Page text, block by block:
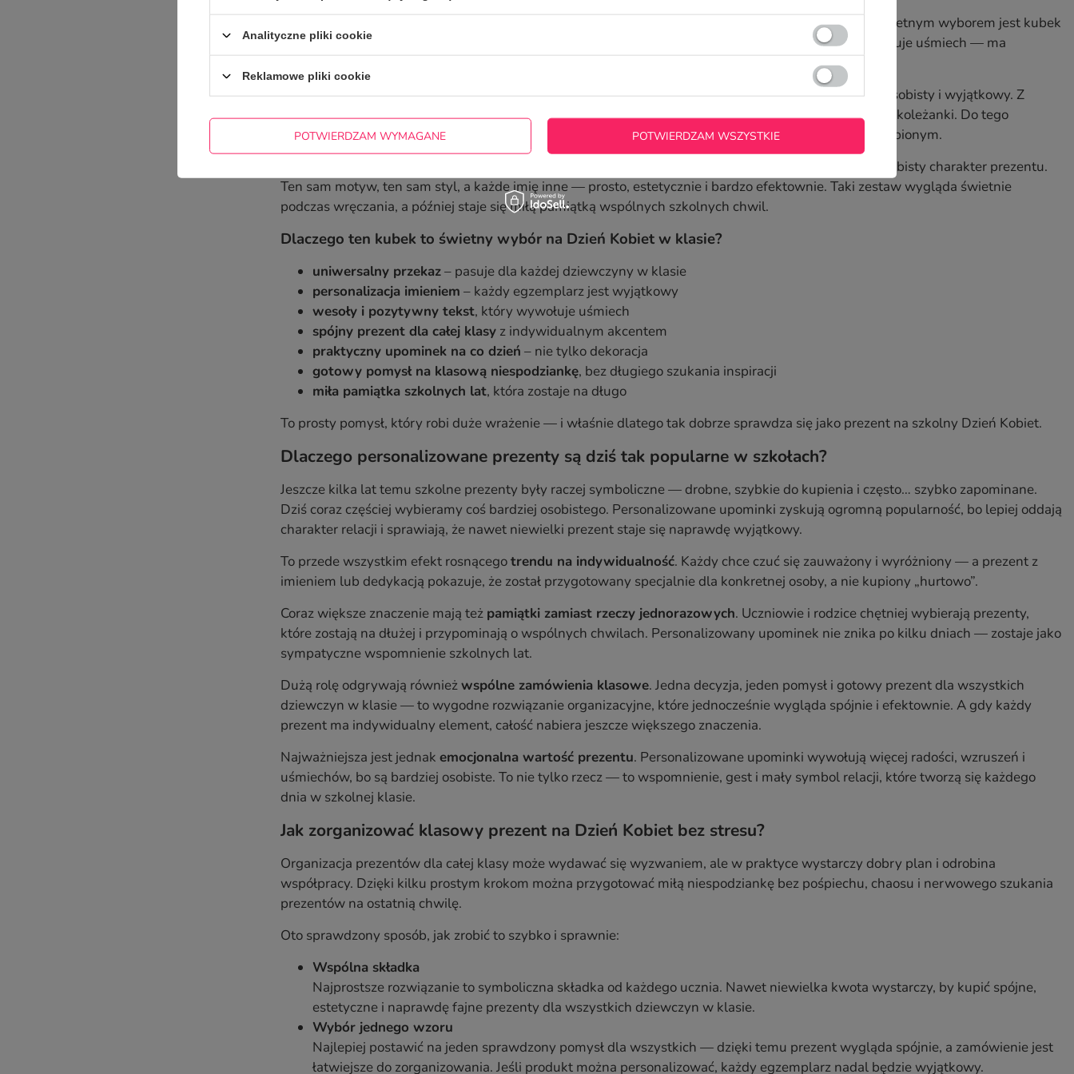
Jeśli szukacie rozwiązania, które będzie jednocześnie uniwersalne, wesołe i idealne dla całej klasy, świetnym wyborem jest kubek
z nadrukiem „Najfajniejsza Dziewczyna w klasie
” z oferty CupCup.pl. To prezent, który od razu wywołuje uśmiech — ma
Największą zaletą tego projektu jest możliwość dodania imienia, dzięki czemu każdy kubek staje się osobisty i wyjątkowy. Z
jednej strony macie spójny, klasowy pomysł na prezent, a z drugiej — indywidualny akcent dla każdej koleżanki. Do tego
dochodzi sympatyczny, zabawny tekst, który poprawia humor i sprawia, że kubek szybko staje się ulubionym.
To idealna opcja, jeśli chcecie wręczyć jednakowe kubki dla całej klasy, ale jednocześnie zachować osobisty charakter prezentu.
Ten sam motyw, ten sam styl, a każde imię inne — prosto, estetycznie i bardzo efektownie. Taki zestaw wygląda świetnie
podczas wręczania, a później staje się miłą pamiątką wspólnych szkolnych chwil.
Dlaczego ten kubek to świetny wybór na Dzień Kobiet w klasie?
uniwersalny przekaz– pasuje dla każdej dziewczyny w klasie
personalizacja imieniem – każdy egzemplarz jest wyjątkowy
wesoły i pozytywny tekst, który wywołuje uśmiech
spójny prezent dla całej klasy z indywidualnym akcentem
praktyczny upominek na co dzień – nie tylko dekoracja
gotowy pomysł na klasową niespodziankę, bez długiego szukania inspiracji
miła pamiątka szkolnych lat, która zostaje na długo
To prosty pomysł, który robi duże wrażenie — i właśnie dlatego tak dobrze sprawdza się jako prezent na szkolny Dzień Kobiet.
Dlaczego personalizowane prezenty są dziś tak popularne w szkołach?
Jeszcze kilka lat temu szkolne prezenty były raczej symboliczne — drobne, szybkie do kupienia i często… szybko zapominane.
Dziś coraz częściej wybieramy coś bardziej osobistego. Personalizowane upominki zyskują ogromną popularność, bo lepiej oddają
charakter relacji i sprawiają, że nawet niewielki prezent staje się naprawdę wyjątkowy.
To przede wszystkim efekt rosnącegotrendu na indywidualność. Każdy chce czuć się zauważony i wyróżniony — a prezent z
imieniem lub dedykacją pokazuje, że został przygotowany specjalnie dla konkretnej osoby, a nie kupiony „hurtowo”.
Coraz większe znaczenie mają też pamiątki zamiast rzeczy jednorazowych. Uczniowie i rodzice chętniej wybierają prezenty,
które zostają na dłużej i przypominają o wspólnych chwilach. Personalizowany upominek nie znika po kilku dniach — zostaje jako
sympatyczne wspomnienie szkolnych lat.
Dużą rolę odgrywają równieżwspólne zamówienia klasowe. Jedna decyzja, jeden pomysł i gotowy prezent dla wszystkich
dziewczyn w klasie — to wygodne rozwiązanie organizacyjne, które jednocześnie wygląda spójnie i efektownie. A gdy każdy
prezent ma indywidualny element, całość nabiera jeszcze większego znaczenia.
Najważniejsza jest jednak emocjonalna wartość prezentu. Personalizowane upominki wywołują więcej radości, wzruszeń i
uśmiechów, bo są bardziej osobiste. To nie tylko rzecz — to wspomnienie, gest i mały symbol relacji, które tworzą się każdego
dnia w szkolnej klasie.
Jak zorganizować klasowy prezent na Dzień Kobiet bez stresu?
Organizacja prezentów dla całej klasy może wydawać się wyzwaniem, ale w praktyce wystarczy dobry plan i odrobina
współpracy. Dzięki kilku prostym krokom można przygotować miłą niespodziankę bez pośpiechu, chaosu i nerwowego szukania
prezentów na ostatnią chwilę.
Oto sprawdzony sposób, jak zrobić to szybko i sprawnie:
Wspólna składka
Najprostsze rozwiązanie to symboliczna składka od każdego ucznia. Nawet niewielka kwota wystarczy, by kupić spójne,
estetyczne i naprawdę fajne prezenty dla wszystkich dziewczyn w klasie.
Wybór jednego wzoru
Najlepiej postawić na jeden sprawdzony pomysł dla wszystkich — dzięki temu prezent wygląda spójnie, a zamówienie jest
łatwiejsze do zorganizowania. Jeśli produkt można personalizować, każdy egzemplarz nadal będzie wyjątkowy.
Analityczne pliki cookie
Reklamowe pliki cookie
POTWIERDZAM WYMAGANE POTWIERDZAM WSZYSTKIE